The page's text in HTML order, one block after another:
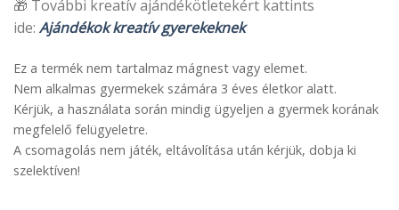
🎁 További kreatív ajándékötletekért kattints
ide: Ajándékok kreatív gyerekeknek
Ez a termék nem tartalmaz mágnest vagy elemet.
Nem alkalmas gyermekek számára 3 éves életkor alatt.
Kérjük, a használata során mindig ügyeljen a gyermek korának
megfelelő felügyeletre.
A csomagolás nem játék, eltávolítása után kérjük, dobja ki
szelektíven!